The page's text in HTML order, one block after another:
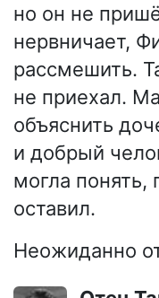
но он не
нервничает,
рассмешить.
не приехал.
объяснить
и добрый
могла понять,
оставил.
Неожиданно